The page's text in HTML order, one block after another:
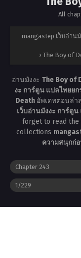
All
mangastep เว็บอ่า
› The Boy of
อ่านมังงะ The Boy of
งะ การ์ตูน แปลไทยย
Death อัพเดทตอนล่า
เว็บอ่านมังงะ การ์ตู
forget to read the
collections
ความสนุกก่